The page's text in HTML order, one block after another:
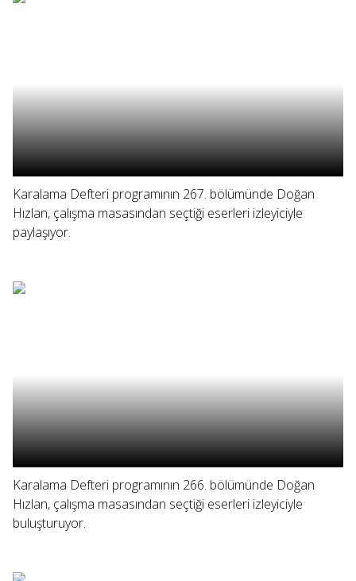
Karalama Defteri programının 267. bölümünde Doğan
Hızlan, çalışma masasından seçtiği eserleri izleyiciyle
paylaşıyor.
Karalama Defteri programının 266. bölümünde Doğan
Hızlan, çalışma masasından seçtiği eserleri izleyiciyle
buluşturuyor.